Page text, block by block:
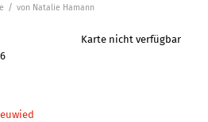
/ von Natalie Hamann
Karte nicht verfügbar